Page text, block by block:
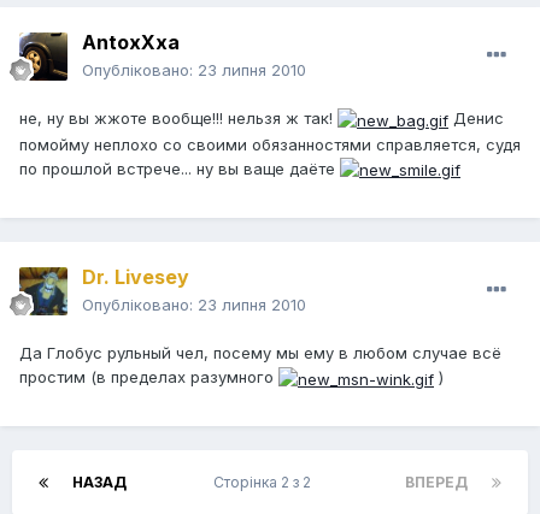
AntoxXxa
Опубліковано: 23 липня 2010
не, ну вы жжоте вообще!!! нельзя ж так!
Денис
помойму неплохо со своими обязанностями справляется, судя
по прошлой встрече... ну вы ваще даёте
Dr. Livesey
Опубліковано: 23 липня 2010
Да Глобус рульный чел, посему мы ему в любом случае всё
простим (в пределах разумного
)
НАЗАД ВПЕРЕД
Сторінка 2 з 2